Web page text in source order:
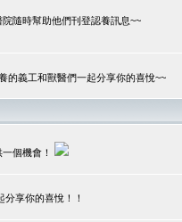
隨時幫助他們刊登認養訊息~~
的義工和獸醫們一起分享你的喜悅~~
個機會！
享你的喜悅！！